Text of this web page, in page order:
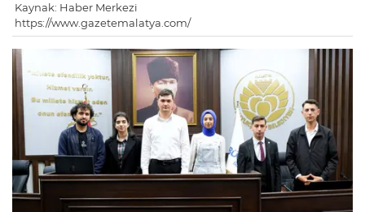
Kaynak: Haber Merkezi
https://www.gazetemalatya.com/